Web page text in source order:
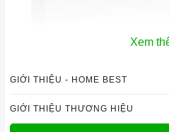
Xem
GIỚI THIỆU - HOME BEST
GIỚI THIỆU THƯƠNG HIỆU